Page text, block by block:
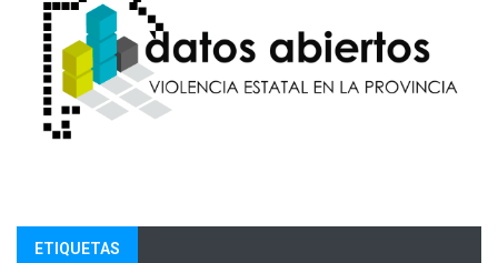
ETIQUETAS